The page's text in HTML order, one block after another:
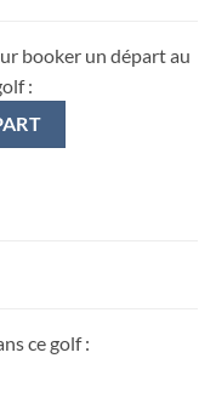
booker un départ au
:
ce golf :